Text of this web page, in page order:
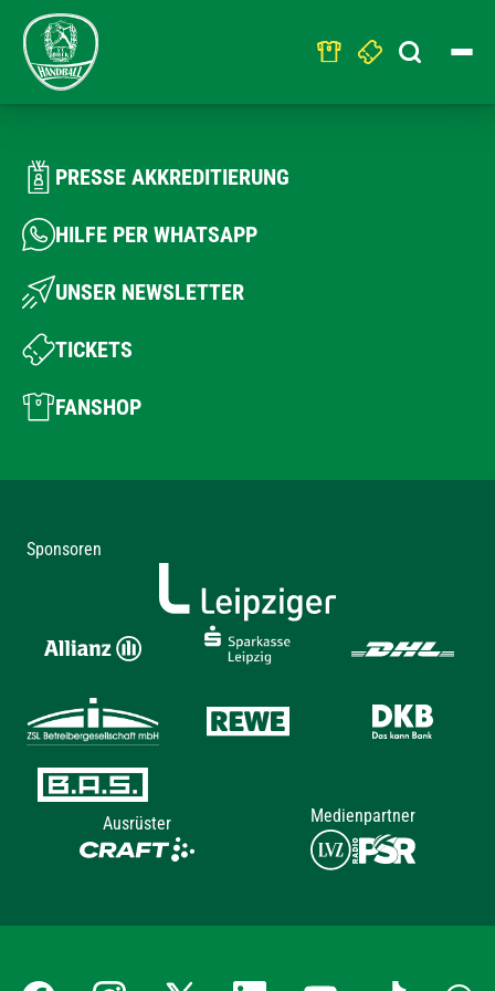
Search
for:
PRESSE AKKREDITIERUNG
HILFE PER WHATSAPP
UNSER NEWSLETTER
TICKETS
FANSHOP
Sponsoren
Ausrüster Medienpartner